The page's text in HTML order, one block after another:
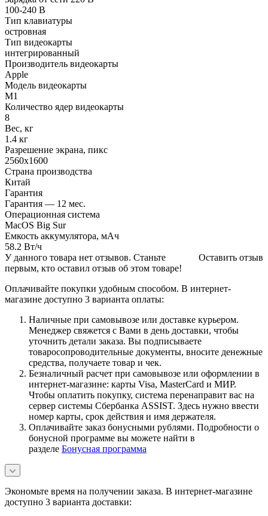
100-240 B
Тип клавиатуры
островная
Тип видеокарты
интегрированный
Производитель видеокарты
Apple
Модель видеокарты
M1
Количество ядер видеокарты
8
Вес, кг
1.4 кг
Разрешение экрана, пикс
2560x1600
Страна производства
Китай
Гарантия
Гарантия — 12 мес.
Операционная система
MacOS Big Sur
Емкость аккумулятора, мАч
58.2 Вт/ч
Оставить отзыв
У данного товара нет отзывов. Станьте
первым, кто оставил отзыв об этом товаре!
Оплачивайте покупки удобным способом. В интернет-
магазине доступно 3 варианта оплаты:
Наличные при самовывозе или доставке курьером.
Менеджер свяжется с Вами в день доставки, чтобы
уточнить детали заказа. Вы подписываете
товаросопроводительные документы, вносите денежные
средства, получаете товар и чек.
Безналичный расчет при самовывозе или оформлении в
интернет-магазине: карты Visa, MasterCard и МИР.
Чтобы оплатить покупку, система перенаправит вас на
сервер системы Сбербанка ASSIST. Здесь нужно ввести
номер карты, срок действия и имя держателя.
Оплачивайте заказ бонусными рублями. Подробности о
бонусной программе вы можете найти в
разделе Бонусная программа
Экономьте время на получении заказа. В интернет-магазине
доступно 3 варианта доставки: